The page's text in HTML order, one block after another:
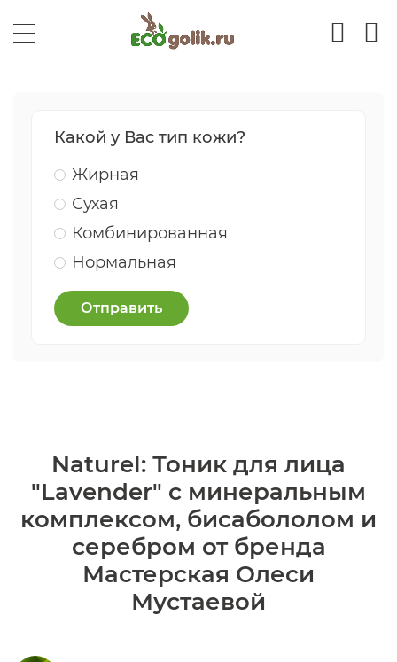
Какой у Вас тип кожи?
Жирная
Сухая
Комбинированная
Нормальная
Отправить
Naturel: Тоник для лица
"Lavender" с минеральным
комплексом, бисабололом и
серебром от бренда
Мастерская Олеси
Мустаевой